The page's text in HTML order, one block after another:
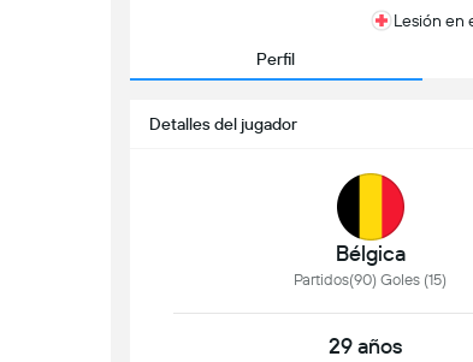
Lesión en
Perfil
Detalles del jugador
Bélgica
Partidos(90) Goles (15)
29 años